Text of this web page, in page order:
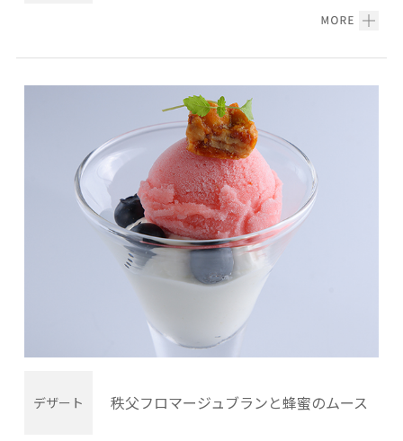
デザート 秩父フロマージュブランと蜂蜜のムース